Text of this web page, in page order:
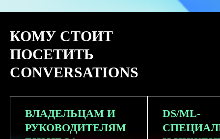
КОМУ СТОИТ
ПОСЕТИТЬ
CONVERSATIONS
ВЛАДЕЛЬЦАМ И
РУКОВОДИТЕЛЯМ
DS/ML-